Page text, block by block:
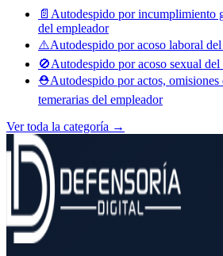
📄 Autodespido por incumplimiento
del empleador
⚠️Autodespido por acoso laboral
🚫Autodespido por acoso sexual del
⛑️Autodespido por actos,
temerarias del empleador
Ver toda la categoría →